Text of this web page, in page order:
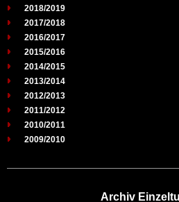
2018/2019
2017/2018
2016/2017
2015/2016
2014/2015
2013/2014
2012/2013
2011/2012
2010/2011
2009/2010
Archiv